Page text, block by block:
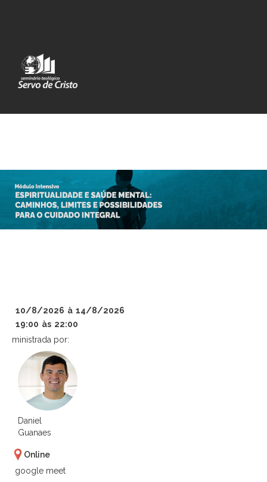
10/8/2026 à 14/8/2026
19:00 às 22:00
ministrada por:
Daniel
Guanaes
Online
google meet